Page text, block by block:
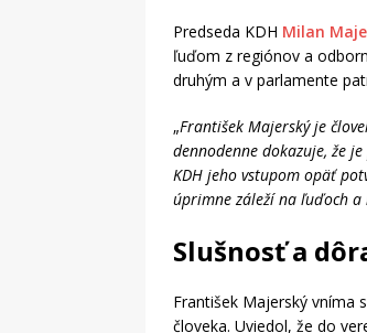
Predseda KDH Milan
ľuďom z regiónov a
druhým a v parlamente
„František Majerský je
dennodenne dokazuje, že
KDH jeho vstupom opäť
úprimne záleží na ľuďoch a
Slušnosť a
František Majerský vníma
človeka. Uviedol, že do